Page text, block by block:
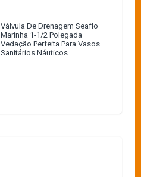
Válvula De Drenagem Seaflo
Marinha 1-1/2 Polegada –
Vedação Perfeita Para Vasos
Sanitários Náuticos